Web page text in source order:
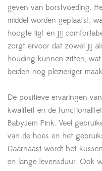
geven van borstvoeding.
middel worden geplaatst,
hoogte ligt en jij
zorgt ervoor dat zowel jij
houding kunnen zitten,
beiden nog plezieriger
De positieve ervaringen
kwaliteit en de
BabyJem Pink. Veel
van de hoes en het
Daarnaast wordt het
en lange levensduur. Ook